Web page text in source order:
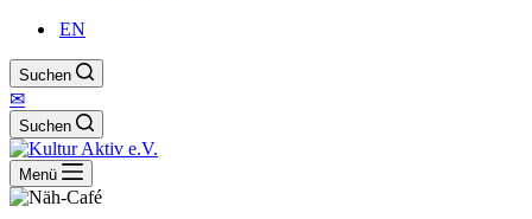
EN
Suchen
✉
Suchen
Menü